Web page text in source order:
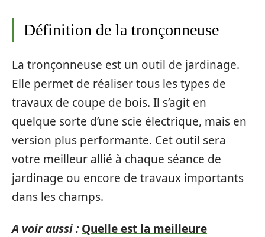
Définition de la tronçonneuse
La tronçonneuse est un outil de jardinage.
Elle permet de réaliser tous les types de
travaux de coupe de bois. Il s’agit en
quelque sorte d’une scie électrique, mais en
version plus performante. Cet outil sera
votre meilleur allié à chaque séance de
jardinage ou encore de travaux importants
dans les champs.
A voir aussi : Quelle est la meilleure